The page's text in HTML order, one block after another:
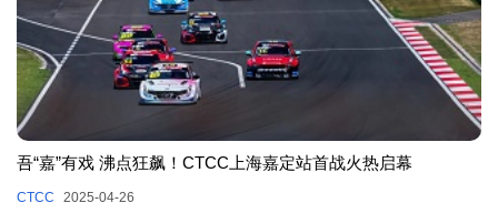
吾“嘉”有戏 沸点狂飙！CTCC上海嘉定站首战火热启幕
CTCC 2025-04-26